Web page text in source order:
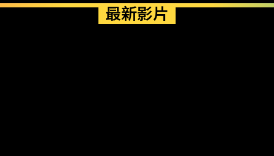
最新影片